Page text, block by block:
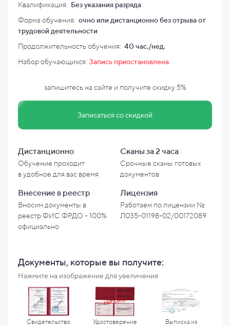
Квалификация: Без указания разряда
Форма обучения: очно или дистанционно без отрыва от
трудовой деятельности
Продолжительность обучения: 40 час./нед.
Набор обучающихся: Запись приостановлена
запишитесь на сайте и получите скидку 5%
Записаться со скидкой
Дистанционно
Обучение проходит
вудобное для вас время
Сканы за 2 часа
Срочные сканы готовых
документов
Внесение в реестр
Вносим документы в
реестр ФИС ФРДО - 100%
официально
Лицензия
Работаем по лицензии №
Л035-01198-02/00172089
Документы, которые вы получите:
Нажмите на изображение для увеличения
Свидетельство
Удостоверение
Выписка из